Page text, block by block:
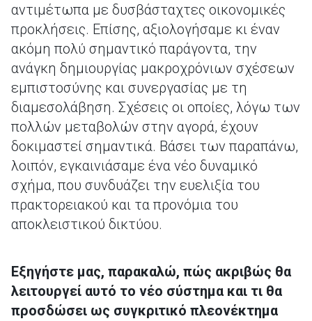
αντιμέτωπα με δυσβάσταχτες οικονομικές
προκλήσεις. Επίσης, αξιολογήσαμε κι έναν
ακόμη πολύ σημαντικό παράγοντα, την
ανάγκη δημιουργίας μακροχρόνιων σχέσεων
εμπιστοσύνης και συνεργασίας με τη
διαμεσολάβηση. Σχέσεις οι οποίες, λόγω των
πολλών μεταβολών στην αγορά, έχουν
δοκιμαστεί σημαντικά. Βάσει των παραπάνω,
λοιπόν, εγκαινιάσαμε ένα νέο δυναμικό
σχήμα, που συνδυάζει την ευελιξία του
πρακτορειακού και τα προνόμια του
αποκλειστικού δικτύου.
Εξηγήστε μας, παρακαλώ, πώς ακριβώς θα
λειτουργεί αυτό το νέο σύστημα και τι θα
προσδώσει ως συγκριτικό πλεονέκτημα